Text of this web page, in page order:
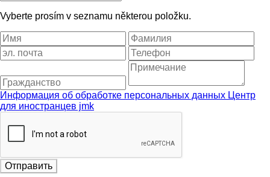
Vyberte prosím v seznamu některou položku.
Информация об обработке персональных данных Центр
для иностранцев jmk
Отправить